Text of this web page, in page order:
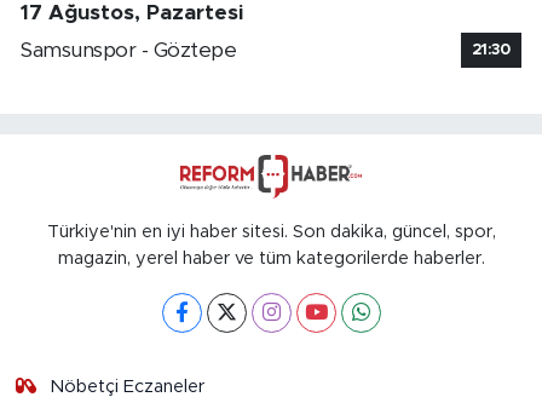
17 Ağustos, Pazartesi
Samsunspor - Göztepe
21:30
Türkiye'nin en iyi haber sitesi. Son dakika, güncel, spor,
magazin, yerel haber ve tüm kategorilerde haberler.
Nöbetçi Eczaneler